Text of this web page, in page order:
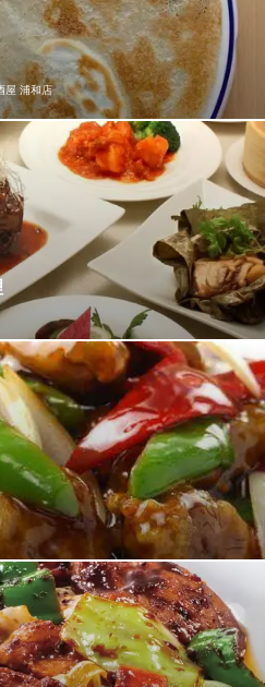
屋 浦和店
単品料理は全て380円とお手軽価
らも全て600円！
円 三国中華居酒屋 浦和店
3F
ご用意致しております。 お気軽に
人気のお料理が入ったコースを ご
ース料理をご用意させて頂く事も
1 浦和パルコ5F
さにカットし、当店特製黒酢で程
ます。